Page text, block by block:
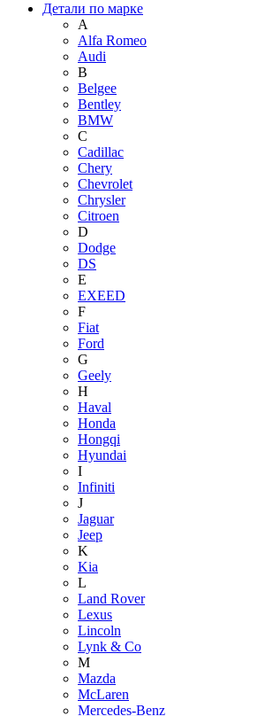
Детали по марке
A
Alfa Romeo
Audi
B
Belgee
Bentley
BMW
C
Cadillac
Chery
Chevrolet
Chrysler
Citroen
D
Dodge
DS
E
EXEED
F
Fiat
Ford
G
Geely
H
Haval
Honda
Hongqi
Hyundai
I
Infiniti
J
Jaguar
Jeep
K
Kia
L
Land Rover
Lexus
Lincoln
Lynk & Co
M
Mazda
McLaren
Mercedes-Benz